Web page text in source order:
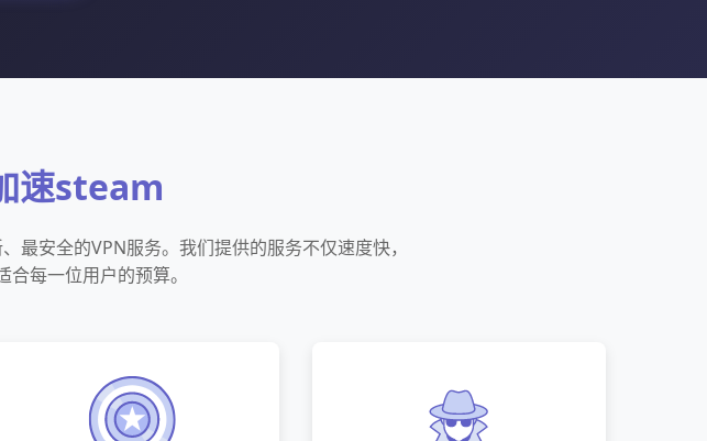
速steam
安全的VPN服务。我们提供的服务不仅速度快，
每一位用户的预算。